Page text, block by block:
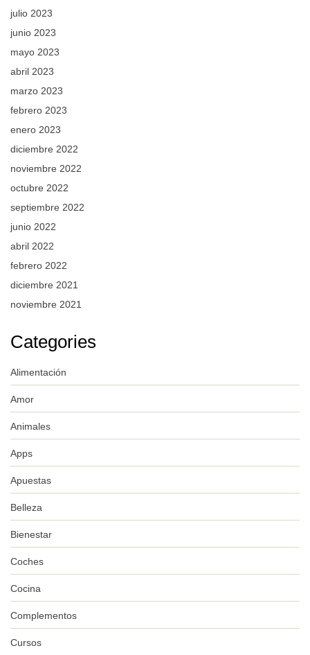
julio 2023
junio 2023
mayo 2023
abril 2023
marzo 2023
febrero 2023
enero 2023
diciembre 2022
noviembre 2022
octubre 2022
septiembre 2022
junio 2022
abril 2022
febrero 2022
diciembre 2021
noviembre 2021
Categories
Alimentación
Amor
Animales
Apps
Apuestas
Belleza
Bienestar
Coches
Cocina
Complementos
Cursos